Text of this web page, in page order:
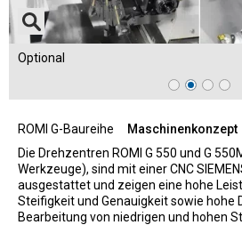
Optional
ROMI G-Baureihe
Maschinenkonzept
Die Drehzentren ROMI G 550 und G
Werkzeuge), sind mit einer CNC
ausgestattet und zeigen eine hohe
Steifigkeit und Genauigkeit sowie hohe
Bearbeitung von niedrigen und hohen